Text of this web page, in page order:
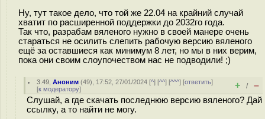
Ну, тут такое дело, что той же 22.04 на крайний случай
хватит по расширенной поддержки до 2032го года.
Так что, разрабам вяленого нужно в своей манере очень
стараться не осилить слепить рабочую версию вяленого
ещё за оставшиеся как минимум 8 лет, но мы в них верим,
пока они своим слоупочеством нас не подводили! ;)
3.49 ,Аноним (49), 17:52, 27/01/2024 [^] [^^] [^^^] [ответить]
[к модератору] + / –
Слушай, а где скачать последнюю версию вяленого? Дай
ссылку, а то найти не могу.